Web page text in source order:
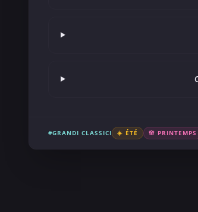
#GRANDI CLASSICI ☀️ ÉTÉ 🌸 PRINTEMPS